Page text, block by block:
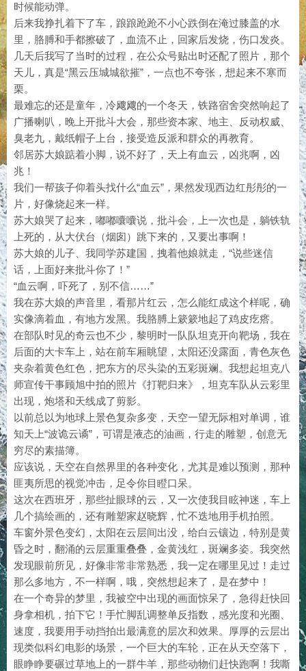
时候能动弹。
后来我挣扎着下了车，踉踉跄跄不小心跌倒在淹过膝盖的水
里，胳膊和手都擦破了，血流不止，回家后发烧，伤口发炎。
几天后我写了当时的过程，在公众号贴出时还配了照片，那个
天儿，真是“黑云压城城欲摧”，一点也不夸张，想起来不寒而
栗。
最难忘的还是童年，冷飕飕的一个冬天，铁路宿舍突然响起了
广播喇叭，晚上开批斗大会，那些资本家、地主、反动权威、
臭老九，戴纸帽子上台，接受造反派和群众的再教育。
邻居苏大娘踮着小脚，说不好了，天上有血云，凶兆啊，凶
兆！
我们一帮孩子仰着头找什么“血云”，果然发现西边红彤彤的一
片，好像烧起来一样。
苏大娘哭了起来，嘟嘟囔囔说，批斗会，上一次也是，躺铁轨
上死的，从大伏台（烟囱）跳下来的，又要出事啊！
苏大娘的儿子、我同学苏建国，拽着他娘就走，“说些迷信
话，上面好来批斗你了！”
“血云啊，吓死了，别不信……”
我在苏大娘的声音里，看那片红云，怎么能红成这个样呢，确
实像滴着血，有地方发黑。我胳膊上簌簌地起了鸡皮疙瘩。
在部队时见的奇云也不少，黎明时一队队坦克开向靶场，我在
后面的大卡车上，站在前车厢眺望，太阳还没露面，青色灰色
夹杂着黄色红色，把东方的尽头染的五彩斑斓。我想起坦克八
师宣传干事顾旭中拍的照片《打靶归来》，坦克车队从云彩里
出现，炮塔和天线成了剪影。
以前总以为地球上景色复杂多变，天空一望无际相对单调，谁
知天上“波诡云谲”，可谓是液态的油画，行走的雕塑，创意无
穷尽的素描簿。
应该说，天空在自然界里的各种变化，尤其是难以预测，那种
匪夷所思的视觉冲击，足令你目瞪口呆。
这次在西班牙，那些扯眼球的云，又一次使我目眩神迷，车上
几个搞绘画的，还有雕塑家赵晓辉，忙不迭地用手机拍照。
车窗外景色变幻，太阳在云层间出没，给白云镶边，特别是黄
昏之时，翻涌的云层重重叠叠，金黄浅红，斑斓多姿。我突然
发现眼前所见，好像非常非常熟悉，我一定在哪里见过！走过
那么多地方，不一样啊，哦，突然想起来了，是在梦中！
在一个奇异的梦里，我被空中出现的画面惊呆了，急得赶快回
身拿相机，拍下它！手忙脚乱调整单反指数，感光度和光圈、
速度，我要用手动挡拍出最满意的层次和效果。厚厚的云层出
现类似科幻电影的场景，一个巨大的车轮，正在从天空落下，
眼睁睁要碾过草地上的一群牛羊，那些动物们赶快跑啊！我嘶